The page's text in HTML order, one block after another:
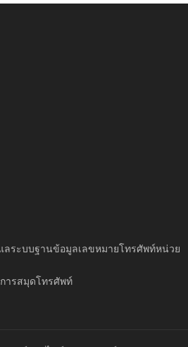
ลระบบฐานข้อมูลเลขหมายโทรศัพท์หน่วย
ารสมุดโทรศัพท์